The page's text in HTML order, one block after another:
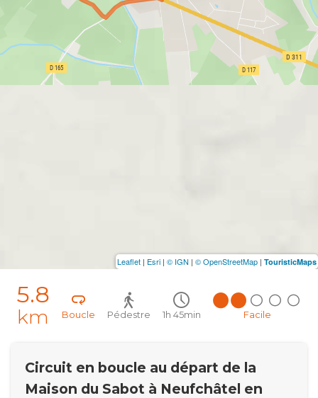
5.8
km Boucle Pédestre 1h 45min Facile
Circuit en boucle au départ de la
Maison du Sabot à Neufchâtel en
Leaflet | Esri | © IGN | © OpenStreetMap | TouristicMaps